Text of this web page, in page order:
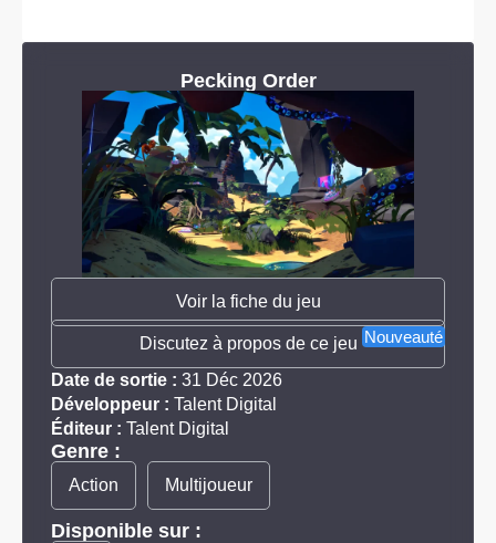
Pecking Order
Voir la fiche du jeu
Nouveauté
Discutez à propos de ce jeu
Date de sortie : 31 Déc 2026
Développeur : Talent Digital
Éditeur : Talent Digital
Genre :
Action Multijoueur
Disponible sur :